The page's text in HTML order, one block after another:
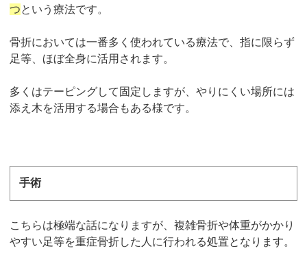
つという療法です。
骨折においては一番多く使われている療法で、指に限らず
足等、ほぼ全身に活用されます。
多くはテーピングして固定しますが、やりにくい場所には
添え木を活用する場合もある様です。
手術
こちらは極端な話になりますが、複雑骨折や体重がかかり
やすい足等を重症骨折した人に行われる処置となります。